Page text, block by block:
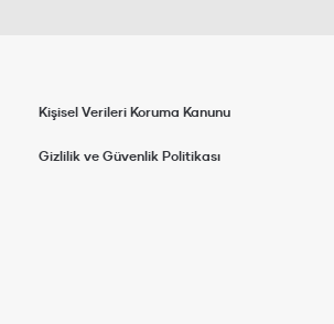
Kişisel Verileri Koruma Kanunu
Gizlilik ve Güvenlik Politikası